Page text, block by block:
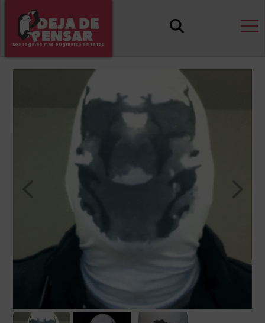
Los regalos más originales de la red